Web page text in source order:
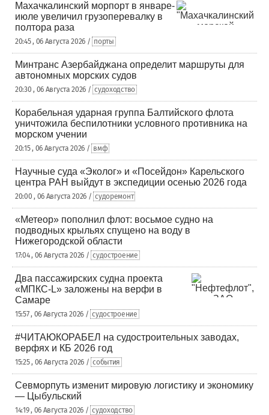
Махачкалинский морпорт в январе-
июле увеличил грузоперевалку в
полтора раза
20:45 , 06 Августа 2026 / порты
Минтранс Азербайджана определит маршруты для
автономных морских судов
20:30 , 06 Августа 2026 / судоходство
Корабельная ударная группа Балтийского флота
уничтожила беспилотники условного противника на
морском учении
20:15 , 06 Августа 2026 / вмф
Научные суда «Эколог» и «Посейдон» Карельского
центра РАН выйдут в экспедиции осенью 2026 года
20:00 , 06 Августа 2026 / судоремонт
«Метеор» пополнил флот: восьмое судно на
подводных крыльях спущено на воду в
Нижегородской области
17:04 , 06 Августа 2026 / судостроение
Два пассажирских судна проекта
«МПКС-L» заложены на верфи в
Самаре
15:57 , 06 Августа 2026 / судостроение
#ЧИТАЮКОРАБЕЛ на судостроительных заводах,
верфях и КБ 2026 год
15:25 , 06 Августа 2026 / события
Севморпуть изменит мировую логистику и экономику
— Цыбульский
14:19 , 06 Августа 2026 / судоходство